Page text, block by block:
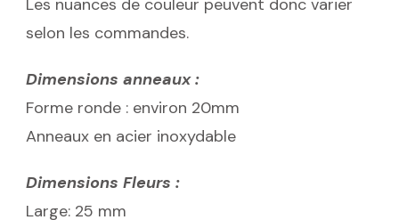
selon les commandes.
Dimensions anneaux :
Forme ronde : environ 20mm
Anneaux en acier inoxydable
Dimensions Fleurs :
Large: 25 mm